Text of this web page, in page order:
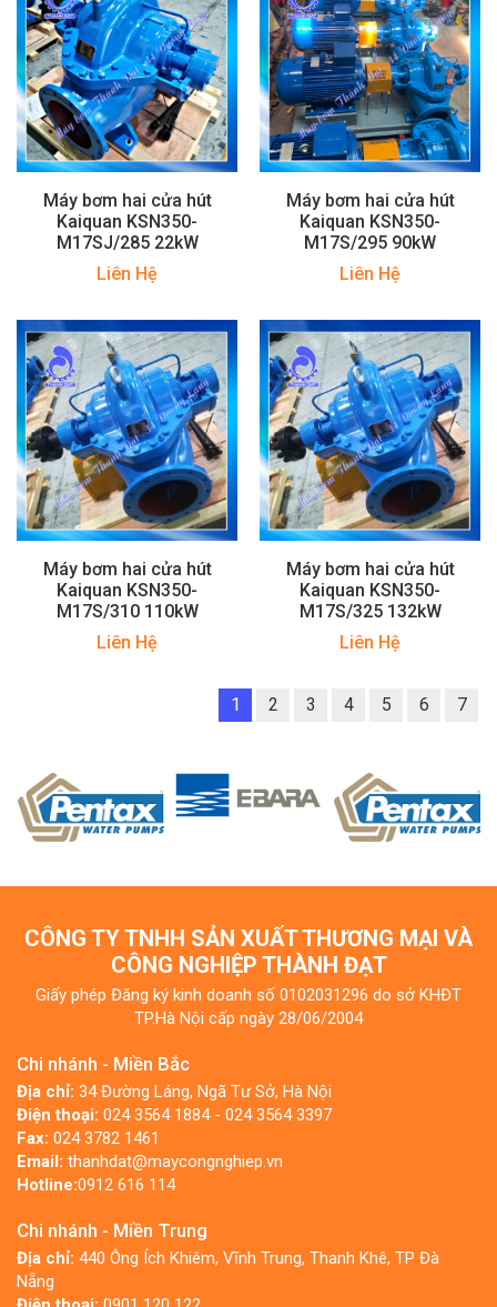
Máy bơm hai cửa hút
Kaiquan KSN350-
M17SJ/285 22kW
Liên Hệ
Máy bơm hai cửa hút
Kaiquan KSN350-
M17S/295 90kW
Liên Hệ
Máy bơm hai cửa hút
Kaiquan KSN350-
M17S/310 110kW
Liên Hệ
Máy bơm hai cửa hút
Kaiquan KSN350-
M17S/325 132kW
Liên Hệ
1 2 3 4 5 6 7
CÔNG TY TNHH SẢN XUẤT THƯƠNG MẠI VÀ
CÔNG NGHIỆP THÀNH ĐẠT
Giấy phép Đăng ký kinh doanh số 0102031296 do sở KHĐT
TP.Hà Nội cấp ngày 28/06/2004
Chi nhánh - Miền Bắc
Địa chỉ: 34 Đường Láng, Ngã Tư Sở, Hà Nội
Điện thoại: 024 3564 1884 - 024 3564 3397
Fax: 024 3782 1461
Email: thanhdat@maycongnghiep.vn
Hotline:0912 616 114
Chi nhánh - Miền Trung
Địa chỉ: 440 Ông Ích Khiêm, Vĩnh Trung, Thanh Khê, TP Đà
Nẵng